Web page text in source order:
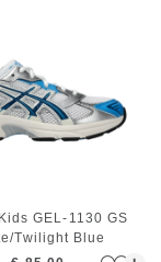
GEL-1130 GS
Twilight Blue